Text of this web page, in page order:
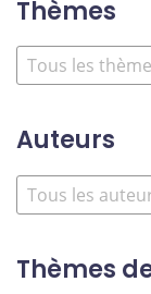
Thèmes
Auteurs
Thèmes